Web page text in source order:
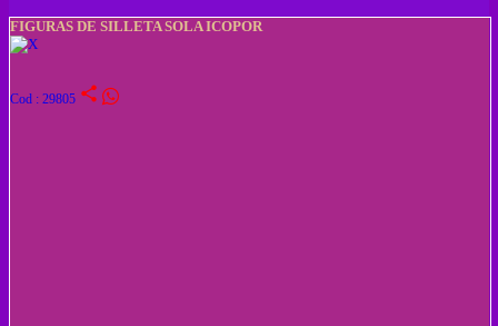
FIGURAS DE SILLETA SOLA ICOPOR
Cod : 29805 share